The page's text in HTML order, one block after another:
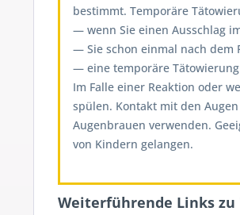
bestimmt. Temporäre
— wenn Sie einen Ausschlag
— Sie schon einmal nach dem
— eine temporäre Tätowierung
Im Falle einer Reaktion oder
spülen. Kontakt mit den
Augenbrauen verwenden.
von Kindern gelangen.
Weiterführende Links